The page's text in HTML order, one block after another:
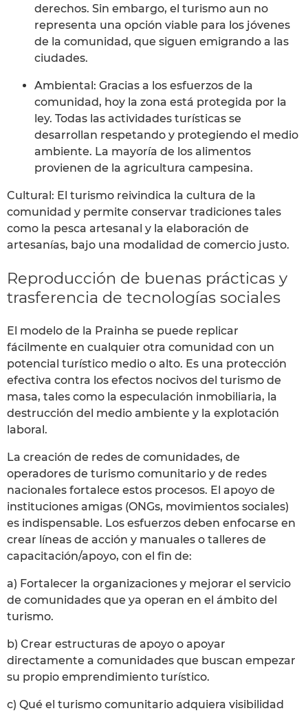
derechos. Sin embargo, el turismo aun no
representa una opción viable para los jóvenes
de la comunidad, que siguen emigrando a las
ciudades.
Ambiental: Gracias a los esfuerzos de la
comunidad, hoy la zona está protegida por la
ley. Todas las actividades turísticas se
desarrollan respetando y protegiendo el medio
ambiente. La mayoría de los alimentos
provienen de la agricultura campesina.
Cultural: El turismo reivindica la cultura de la
comunidad y permite conservar tradiciones tales
como la pesca artesanal y la elaboración de
artesanías, bajo una modalidad de comercio justo.
Reproducción de buenas prácticas y
trasferencia de tecnologías sociales
El modelo de la Prainha se puede replicar
fácilmente en cualquier otra comunidad con un
potencial turístico medio o alto. Es una protección
efectiva contra los efectos nocivos del turismo de
masa, tales como la especulación inmobiliaria, la
destrucción del medio ambiente y la explotación
laboral.
La creación de redes de comunidades, de
operadores de turismo comunitario y de redes
nacionales fortalece estos procesos. El apoyo de
instituciones amigas (ONGs, movimientos sociales)
es indispensable. Los esfuerzos deben enfocarse en
crear líneas de acción y manuales o talleres de
capacitación/apoyo, con el fin de:
a) Fortalecer la organizaciones y mejorar el servicio
de comunidades que ya operan en el ámbito del
turismo.
b) Crear estructuras de apoyo o apoyar
directamente a comunidades que buscan empezar
su propio emprendimiento turístico.
c) Qué el turismo comunitario adquiera visibilidad